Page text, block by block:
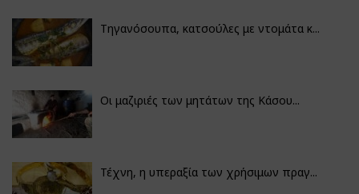
Τηγανόσουπα, κατσούλες με ντομάτα κ...
Οι μαζιριές των μητάτων της Κάσου...
Τέχνη, η υπεραξία των χρήσιμων πραγ...